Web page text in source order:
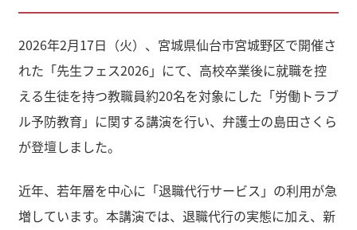
2026年2月17日（火）、宮城県仙台市宮城野区で開催さ
れた「先生フェス2026」にて、高校卒業後に就職を控
える生徒を持つ教職員約20名を対象にした「労働トラブ
ル予防教育」に関する講演を行い、弁護士の島田さくら
が登壇しました。
近年、若年層を中心に「退職代行サービス」の利用が急
増しています。本講演では、退職代行の実態に加え、新